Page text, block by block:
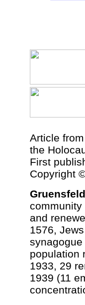
Article
the
First
Copyright
Gruensfeld
community
and
1576,
population
1933, 29
1939 (11